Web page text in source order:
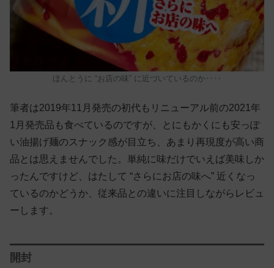
ほんとうに “お店の味” に近づいているのか‥‥
筆者は2019年11月発売の初代もリニューアル前の2021年
1月発売品も食べているのですが、とにもかくにも安っぽ
い油揚げ麺のスナック感が目立ち、あまり再現度が高い商
品とは思えませんでした。単純に味だけでいえば美味しか
ったんですけど、はたして “さらにお店の味へ” 近くなっ
ているのかどうか、従来品との違いに注目しながらレビュ
ーします。
開封